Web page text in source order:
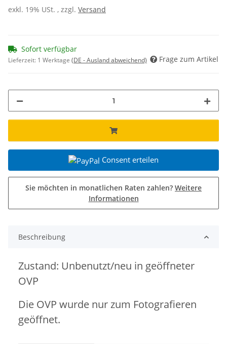
exkl. 19% USt. , zzgl. Versand
Sofort verfügbar
Lieferzeit: 1 Werktage (DE - Ausland abweichend) Frage zum Artikel
Consent erteilen
Sie möchten in monatlichen Raten zahlen? Weitere
Informationen
Beschreibung
Zustand: Unbenutzt/neu in geöffneter
OVP
Die OVP wurde nur zum Fotografieren
geöffnet.